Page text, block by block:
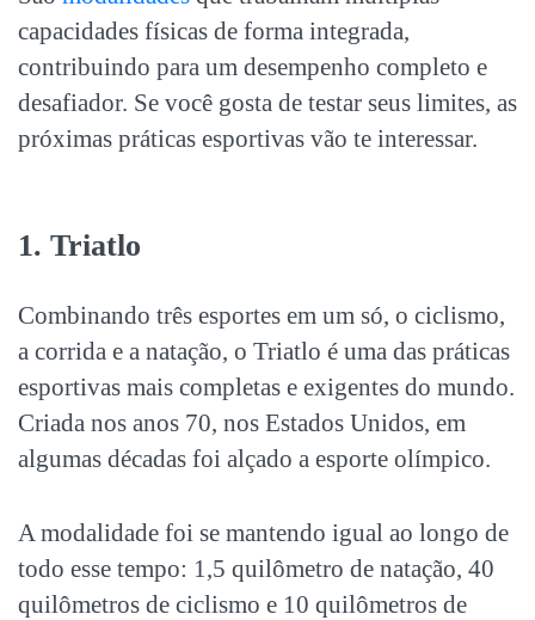
capacidades físicas de forma integrada,
contribuindo para um desempenho completo e
desafiador. Se você gosta de testar seus limites, as
próximas práticas esportivas vão te interessar.
1. Triatlo
Combinando três esportes em um só, o ciclismo,
a corrida e a natação, o Triatlo é uma das práticas
esportivas mais completas e exigentes do mundo.
Criada nos anos 70, nos Estados Unidos, em
algumas décadas foi alçado a esporte olímpico.
A modalidade foi se mantendo igual ao longo de
todo esse tempo: 1,5 quilômetro de natação, 40
quilômetros de ciclismo e 10 quilômetros de